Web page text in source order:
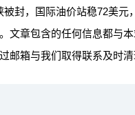
封，国际油价站稳72美元
文章包含的任何信息都与
邮箱与我们取得联系及时